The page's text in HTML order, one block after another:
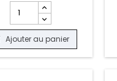
- ZIP BLINDER MINI
Champ quantité du produit
Ajouter au panier